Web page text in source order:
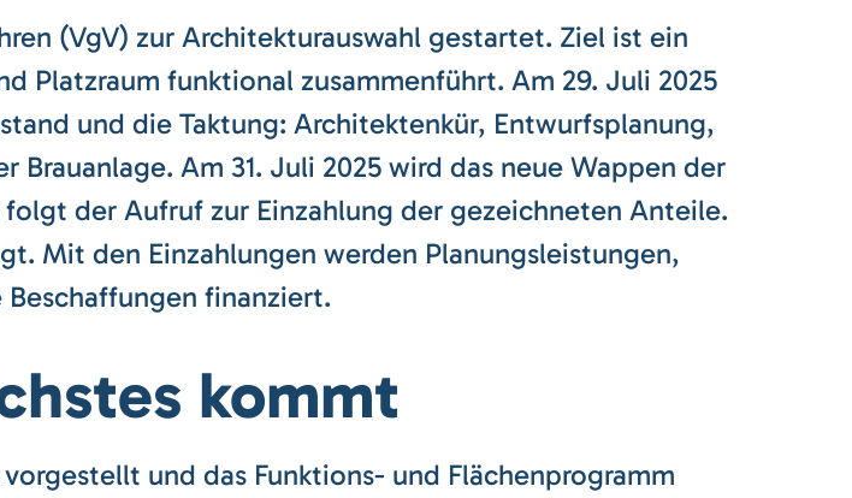
(VgV) zur Architekturauswahl gestartet. Ziel ist ein
Platzraum funktional zusammenführt. Am 29. Juli 2025
und die Taktung: Architektenkür, Entwurfsplanung,
Am 31. Juli 2025 wird das neue Wappen der
der Aufruf zur Einzahlung der gezeichneten Anteile.
Mit den Einzahlungen werden Planungsleistungen,
finanziert.
kommt
und das Funktions- und Flächenprogramm